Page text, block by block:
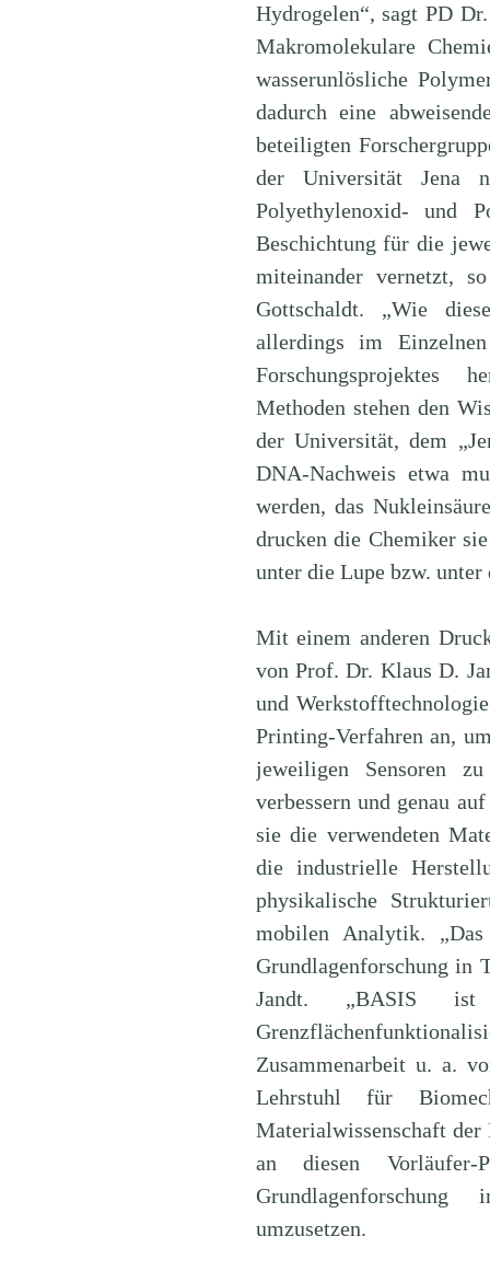
Hydrogelen“, sagt PD
Makromolekulare
wasserunlösliche
dadurch eine
beteiligten
der Universität Jena
Polyethylenoxid- und
Beschichtung für die
miteinander vernetzt,
Gottschaldt. „Wie
allerdings im
Forschungsprojektes
Methoden stehen den
der Universität, dem
DNA-Nachweis etwa
werden, das
drucken die Chemiker
unter die Lupe bzw.
Mit einem anderen
von Prof. Dr. Klaus D.
und
Printing-Verfahren an,
jeweiligen Sensoren
verbessern und genau
sie die verwendeten
die industrielle
physikalische
mobilen Analytik.
Grundlagenforschung in
Jandt. „BASIS ist
Zusammenarbeit u. a.
Lehrstuhl für
Materialwissenschaft
an diesen
Grundlagenforschung
umzusetzen.